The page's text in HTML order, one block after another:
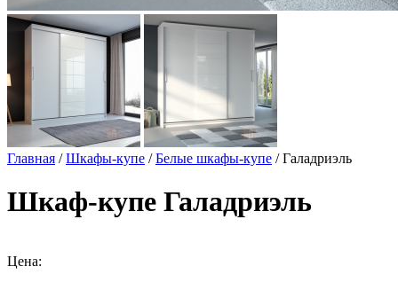
Главная /Шкафы-купе /Белые шкафы-купе / Галадриэль
Шкаф-купе Галадриэль
Цена: